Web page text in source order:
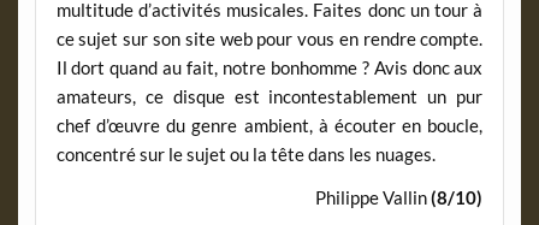
multitude d’activités musicales. Faites donc un tour à
ce sujet sur son site web pour vous en rendre compte.
Il dort quand au fait, notre bonhomme ? Avis donc aux
amateurs, ce disque est incontestablement un pur
chef d’œuvre du genre ambient, à écouter en boucle,
concentré sur le sujet ou la tête dans les nuages.
Philippe Vallin(8/10)